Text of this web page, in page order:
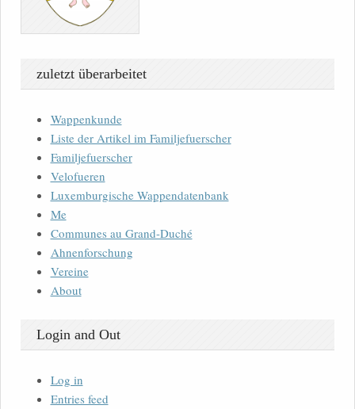
zuletzt überarbeitet
Wappenkunde
Liste der Artikel im Familjefuerscher
Familjefuerscher
Velofueren
Luxemburgische Wappendatenbank
Me
Communes au Grand-Duché
Ahnenforschung
Vereine
About
Login and Out
Log in
Entries feed